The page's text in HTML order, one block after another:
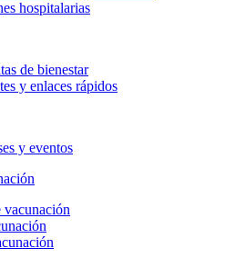
hospitalarias
de bienestar
y enlaces rápidos
y eventos
vacunación